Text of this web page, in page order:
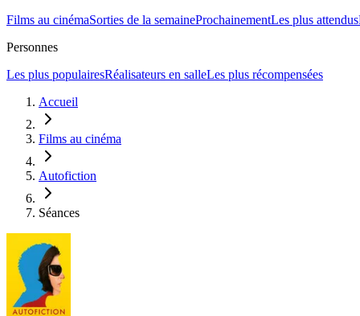
Films au cinémaSorties de la semaineProchainementLes plus attendus
Personnes
Les plus populairesRéalisateurs en salleLes plus récompensées
Accueil
Films au cinéma
Autofiction
Séances